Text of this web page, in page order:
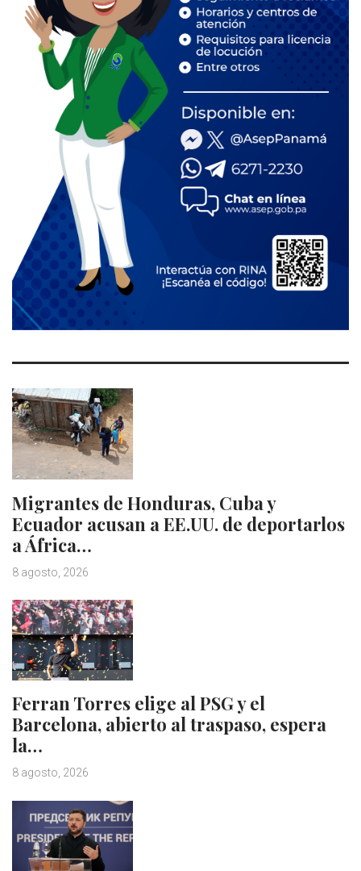
Migrantes de Honduras, Cuba y
Ecuador acusan a EE.UU. de deportarlos
a África…
8 agosto, 2026
Ferran Torres elige al PSG y el
Barcelona, abierto al traspaso, espera
la…
8 agosto, 2026